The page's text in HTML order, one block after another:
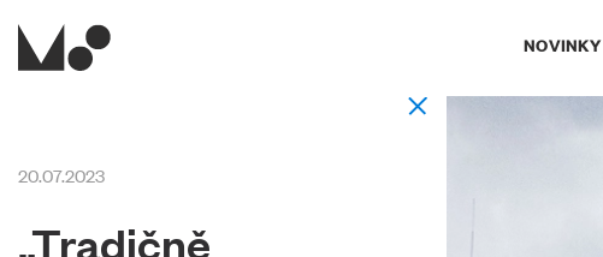
NOVINKY
20.07.2023
„Tradičně